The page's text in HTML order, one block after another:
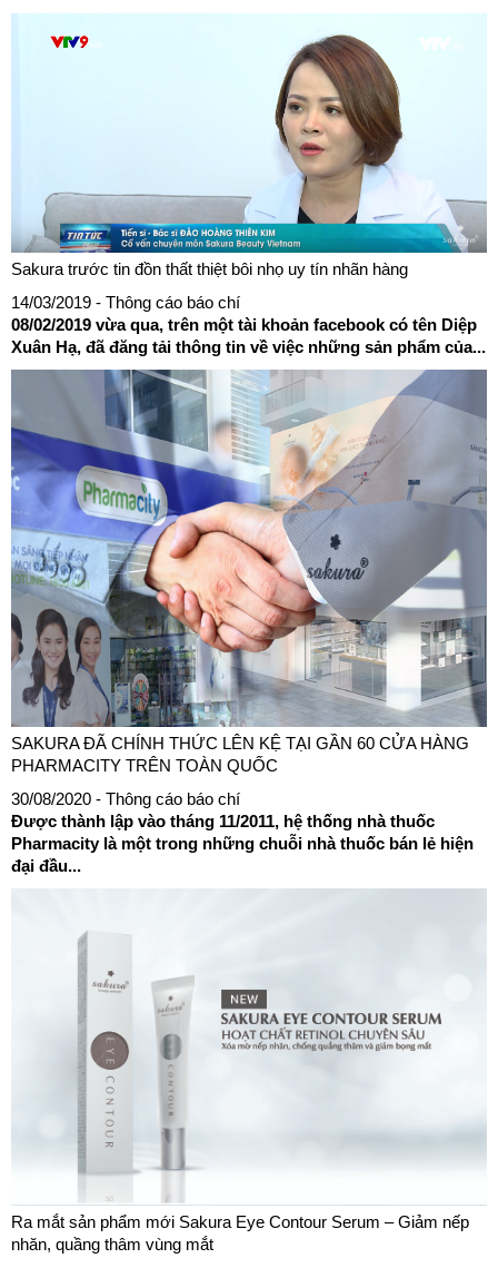
Sakura trước tin đồn thất thiệt bôi nhọ uy tín nhãn hàng
14/03/2019 - Thông cáo báo chí
08/02/2019 vừa qua, trên một tài khoản facebook có tên Diệp
Xuân Hạ, đã đăng tải thông tin về việc những sản phẩm của...
SAKURA ĐÃ CHÍNH THỨC LÊN KỆ TẠI GẦN 60 CỬA HÀNG
PHARMACITY TRÊN TOÀN QUỐC
30/08/2020 - Thông cáo báo chí
Được thành lập vào tháng 11/2011, hệ thống nhà thuốc
Pharmacity là một trong những chuỗi nhà thuốc bán lẻ hiện
đại đầu...
Ra mắt sản phẩm mới Sakura Eye Contour Serum – Giảm nếp
nhăn, quầng thâm vùng mắt